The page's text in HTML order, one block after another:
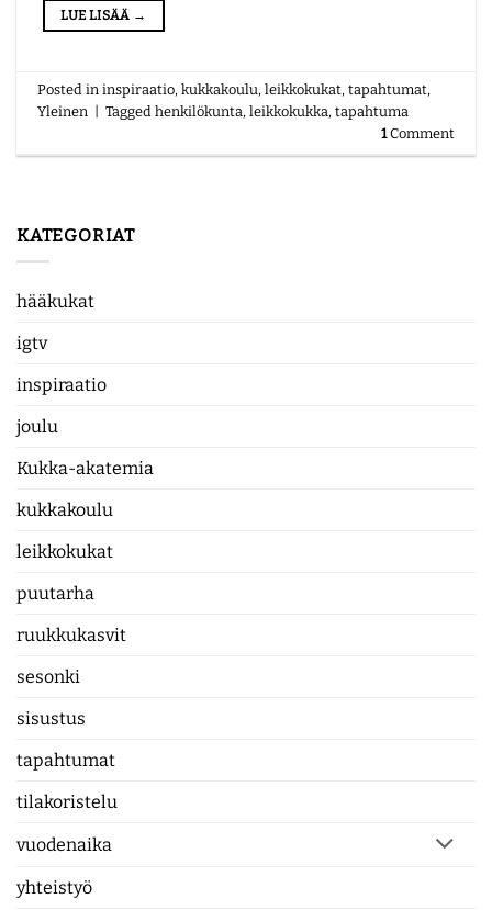
KATEGORIAT
hääkukat
igtv
inspiraatio
joulu
Kukka-akatemia
kukkakoulu
leikkokukat
puutarha
ruukkukasvit
sesonki
sisustus
tapahtumat
tilakoristelu
vuodenaika
yhteistyö
LUE LISÄÄ →
Posted ininspiraatio,kukkakoulu,leikkokukat,tapahtumat,
Yleinen
Taggedhenkilökunta,leikkokukka,tapahtuma
1Comment